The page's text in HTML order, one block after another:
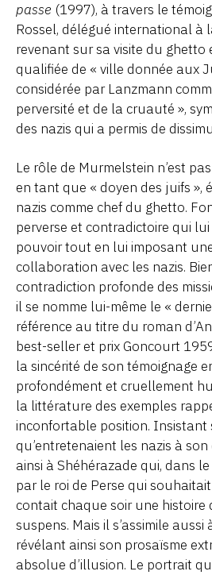
passe (1997), à travers le
Rossel, délégué international à
revenant sur sa visite du ghetto
qualifiée de « ville donnée aux
considérée par Lanzmann
perversité et de la cruauté »,
des nazis qui a permis de
Le rôle de Murmelstein n’est
en tant que « doyen des juifs »,
nazis comme chef du ghetto.
perverse et contradictoire qui
pouvoir tout en lui imposant
collaboration avec les nazis.
contradiction profonde des
il se nomme lui-même le «
référence au titre du roman
best-seller et prix Goncourt
la sincérité de son témoignage
profondément et cruellement
la littérature des exemples
inconfortable position. Insistant
qu’entretenaient les nazis à
ainsi à Shéhérazade qui, dans
par le roi de Perse qui
contait chaque soir une histoire
suspens. Mais il s’assimile aussi
révélant ainsi son prosaïsme
absolue d’illusion. Le portrait